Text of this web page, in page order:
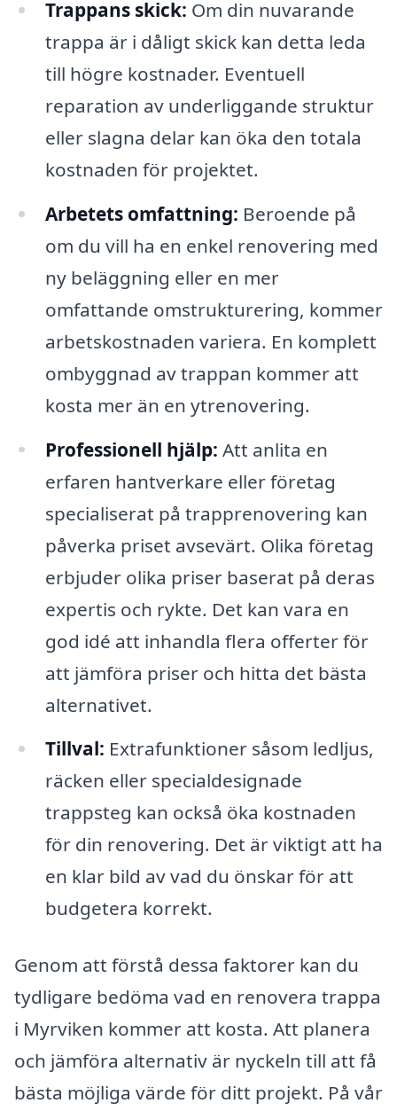
Trappans skick: Om din nuvarande
trappa är i dåligt skick kan detta leda
till högre kostnader. Eventuell
reparation av underliggande struktur
eller slagna delar kan öka den totala
kostnaden för projektet.
Arbetets omfattning: Beroende på
om du vill ha en enkel renovering med
ny beläggning eller en mer
omfattande omstrukturering, kommer
arbetskostnaden variera. En komplett
ombyggnad av trappan kommer att
kosta mer än en ytrenovering.
Professionell hjälp: Att anlita en
erfaren hantverkare eller företag
specialiserat på trapprenovering kan
påverka priset avsevärt. Olika företag
erbjuder olika priser baserat på deras
expertis och rykte. Det kan vara en
god idé att inhandla flera offerter för
att jämföra priser och hitta det bästa
alternativet.
Tillval: Extrafunktioner såsom ledljus,
räcken eller specialdesignade
trappsteg kan också öka kostnaden
för din renovering. Det är viktigt att ha
en klar bild av vad du önskar för att
budgetera korrekt.
Genom att förstå dessa faktorer kan du
tydligare bedöma vad en renovera trappa
i Myrviken kommer att kosta. Att planera
och jämföra alternativ är nyckeln till att få
bästa möjliga värde för ditt projekt. På vår